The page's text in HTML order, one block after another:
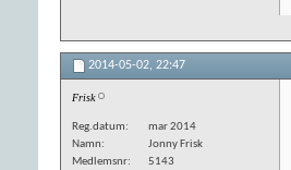
2014-05-02, 22:47
Frisk
Reg.datum
mar 2014
Namn
Jonny Frisk
Medlemsnr
5143